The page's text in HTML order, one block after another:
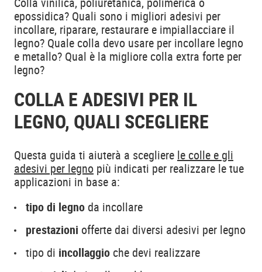
epossidica? Quali sono i migliori adesivi per
incollare, riparare, restaurare e impiallacciare il
legno? Quale colla devo usare per incollare legno
e metallo? Qual è la migliore colla extra forte per
legno?
COLLA E ADESIVI PER IL
LEGNO, QUALI SCEGLIERE
Questa guida ti aiuterà a scegliere le colle e gli
adesivi per legno più indicati per realizzare le tue
applicazioni in base a:
tipo di legno da incollare
prestazioni offerte dai diversi adesivi per legno
tipo di incollaggio che devi realizzare